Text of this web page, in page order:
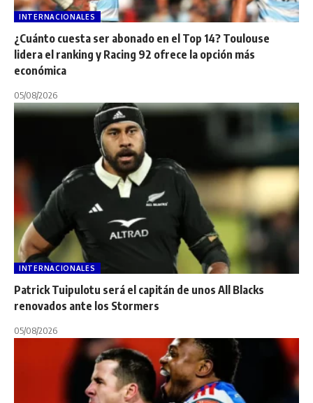
INTERNACIONALES
¿Cuánto cuesta ser abonado en el Top 14? Toulouse
lidera el ranking y Racing 92 ofrece la opción más
económica
05/08/2026
INTERNACIONALES
Patrick Tuipulotu será el capitán de unos All Blacks
renovados ante los Stormers
05/08/2026